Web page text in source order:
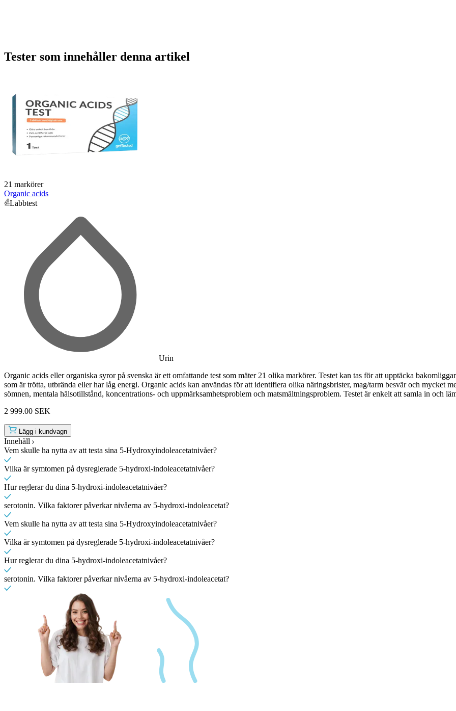
Tester som innehåller denna artikel
21 markörer
Organic acids
Labbtest
Urin
Organic acids eller organiska syror på svenska är ett omfattande test som mäter 21 olika markörer. Testet kan tas för att upptäcka
som är trötta, utbrända eller har låg energi. Organic acids kan användas för att identifiera olika näringsbrister, mag/tarm besvär och mycket
sömnen, mentala hälsotillstånd, koncentrations- och uppmärksamhetsproblem och matsmältningsproblem. Testet är enkelt att samla in och
2 999.00 SEK
Lägg i kundvagn
Innehåll
Vem skulle ha nytta av att testa sina 5-Hydroxyindoleacetatnivåer?
Vilka är symtomen på dysreglerade 5-hydroxi-indoleacetatnivåer?
Hur reglerar du dina 5-hydroxi-indoleacetatnivåer?
serotonin. Vilka faktorer påverkar nivåerna av 5-hydroxi-indoleacetat?
Vem skulle ha nytta av att testa sina 5-Hydroxyindoleacetatnivåer?
Vilka är symtomen på dysreglerade 5-hydroxi-indoleacetatnivåer?
Hur reglerar du dina 5-hydroxi-indoleacetatnivåer?
serotonin. Vilka faktorer påverkar nivåerna av 5-hydroxi-indoleacetat?